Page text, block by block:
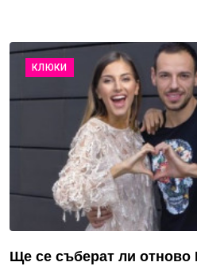
КЛЮКИ
Ще се съберат ли отново